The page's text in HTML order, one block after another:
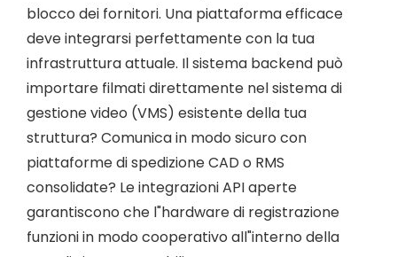
blocco dei fornitori. Una piattaforma efficace
deve integrarsi perfettamente con la tua
infrastruttura attuale. Il sistema backend può
importare filmati direttamente nel sistema di
gestione video (VMS) esistente della tua
struttura? Comunica in modo sicuro con
piattaforme di spedizione CAD o RMS
consolidate? Le integrazioni API aperte
garantiscono che l"hardware di registrazione
funzioni in modo cooperativo all"interno della